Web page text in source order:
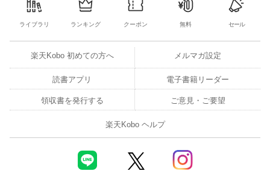
ライブラリ ランキング クーポン 無料 セール
楽天Kobo 初めての方へ メルマガ設定
読書アプリ 電子書籍リーダー
領収書を発行する ご意見・ご要望
楽天Kobo ヘルプ